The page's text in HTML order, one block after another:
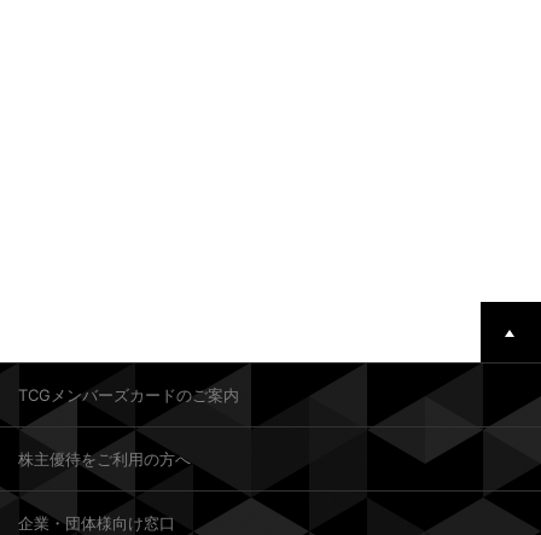
TCGメンバーズカードのご案内
株主優待をご利用の方へ
企業・団体様向け窓口